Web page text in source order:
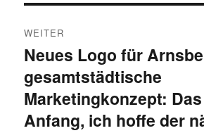
WEITER
Nächster
Beitrag:
Neues Logo für
gesamtstädtische
Marketingkonzept:
Anfang, ich hoffe der